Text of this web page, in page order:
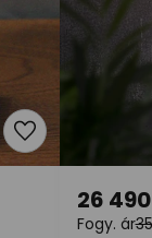
26
Fogy. ár